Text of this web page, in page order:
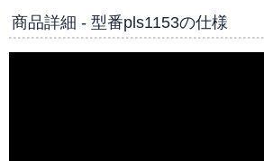
タイチンルチルクォーツ フリー
商品詳細 - 型番pls1153の仕様